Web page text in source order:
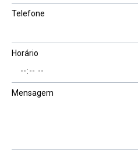
Telefone
Horário
Mensagem